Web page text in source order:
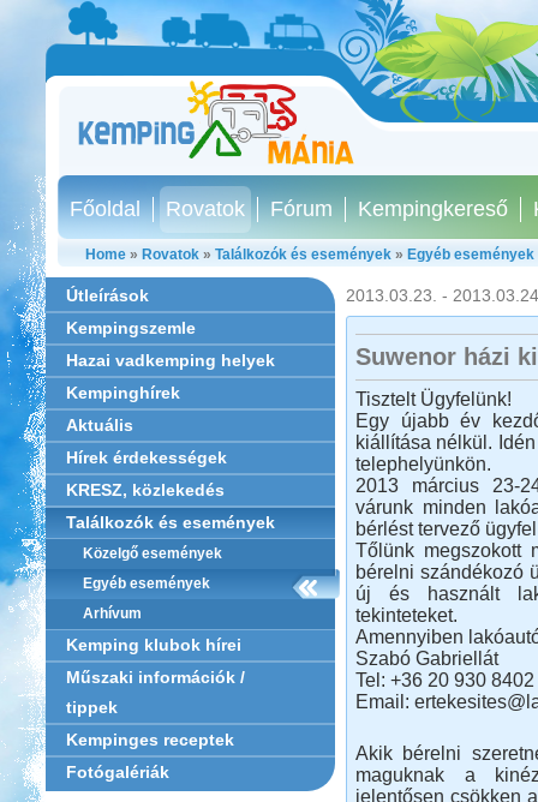
Főoldal Rovatok Fórum Kempingkereső
Home » Rovatok » Találkozók és események » Egyéb események
Útleírások
Kempingszemle
Hazai vadkemping helyek
Kempinghírek
Aktuális
Hírek érdekességek
KRESZ, közlekedés
Találkozók és események
Közelgő események
Egyéb események
Arhívum
Kemping klubok hírei
Műszaki információk /
tippek
Kempinges receptek
Fotógalériák
2013.03.23. -
Suwenor házi
Tisztelt Ügyfelünk!
Egy újabb év
kiállítása nélkül.
telephelyünkön.
2013 március 23-
várunk minden
bérlést tervező
Tőlünk megszokott
bérelni szándékozó
új és használt
tekinteteket.
Amennyiben
Szabó Gabriellát
Tel: +36 20 930 8402
Email:
Akik bérelni
maguknak a
jelentősen csökken